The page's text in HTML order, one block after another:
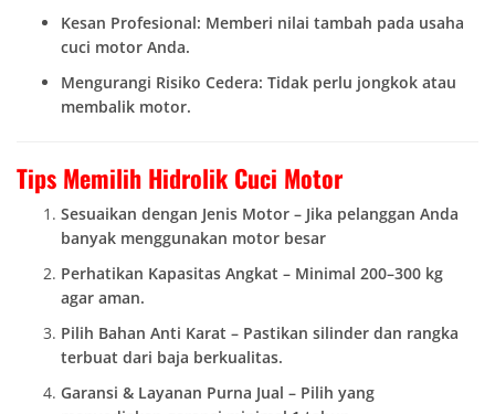
Kesan Profesional: Memberi nilai tambah pada usaha
cuci motor Anda.
Mengurangi Risiko Cedera: Tidak perlu jongkok atau
membalik motor.
Tips Memilih Hidrolik Cuci Motor
Sesuaikan dengan Jenis Motor – Jika pelanggan Anda
banyak menggunakan motor besar
Perhatikan Kapasitas Angkat – Minimal 200–300 kg
agar aman.
Pilih Bahan Anti Karat – Pastikan silinder dan rangka
terbuat dari baja berkualitas.
Garansi & Layanan Purna Jual – Pilih yang